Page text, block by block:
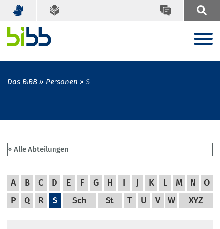
Das BIBB Personen S
A B C D E F G H I J K L M N
O
P
Q R S Sch St T U V W XYZ